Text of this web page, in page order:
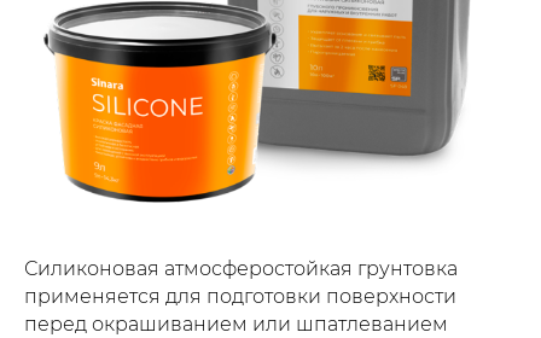
Силиконовая атмосферостойкая грунтовка
применяется для подготовки поверхности
перед окрашиванием или шпатлеванием